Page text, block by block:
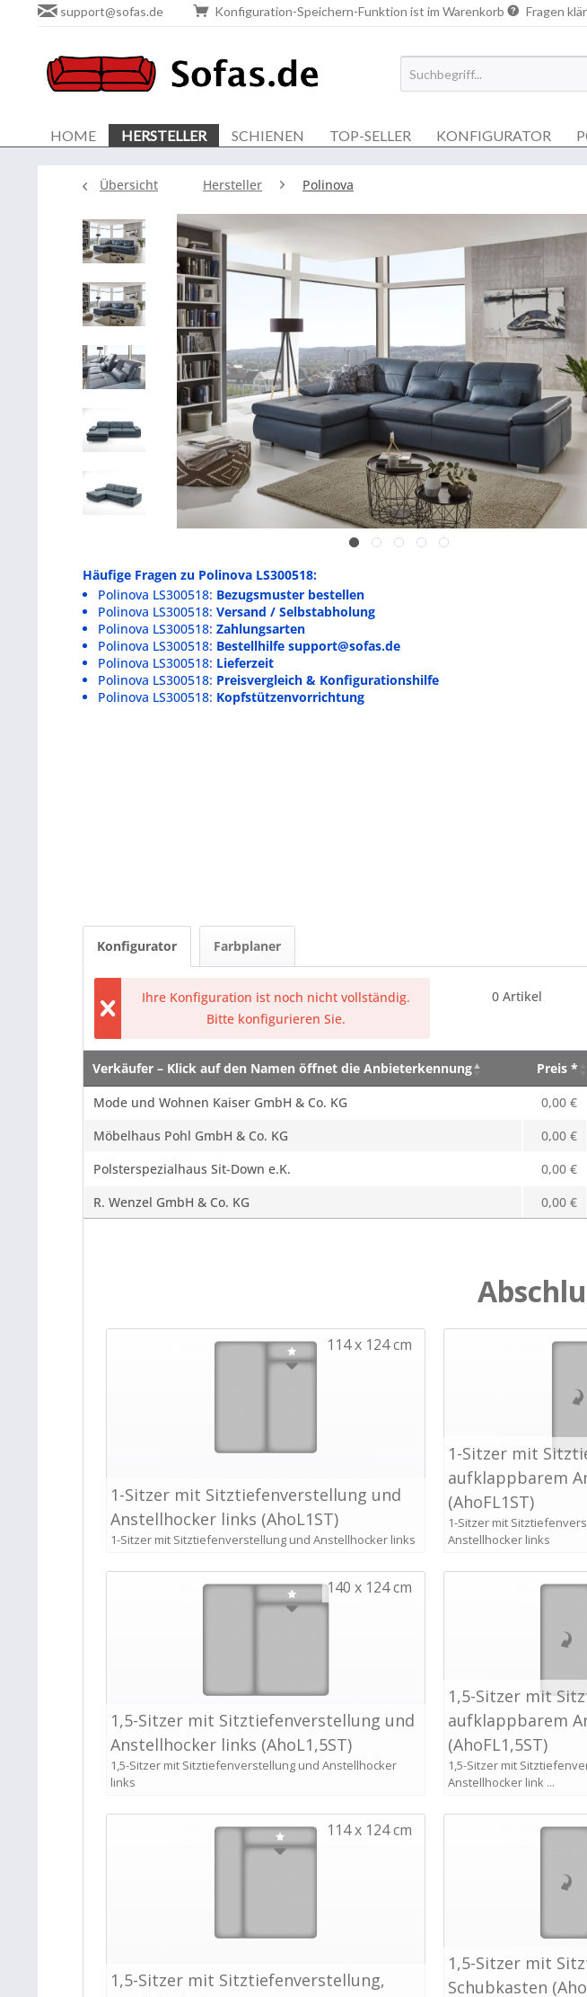
support@sofas.de Konfiguration-Speichern-Funktion ist im Warenkorb Fragen
HOME HERSTELLER SCHIENEN TOP-SELLER KONFIGURATOR
Übersicht Hersteller Polinova
Häufige Fragen zu Polinova LS300518:
Polinova LS300518: Bezugsmuster bestellen
Polinova LS300518: Versand / Selbstabholung
Polinova LS300518: Zahlungsarten
Polinova LS300518: Bestellhilfe support@sofas.de
Polinova LS300518: Lieferzeit
Polinova LS300518: Preisvergleich & Konfigurationshilfe
Polinova LS300518: Kopfstützenvorrichtung
Konfigurator Farbplaner
Ihre Konfiguration ist noch nicht vollständig.
Bitte konfigurieren Sie.
0 Artikel
Verkäufer – Klick auf den Namen öffnet die Anbieterkennung Preis *
Verkäufer – Klick auf den Namen öffnet die Anbieterkennung
Preis *
Mode und Wohnen Kaiser GmbH & Co. KG 0,00 €
Möbelhaus Pohl GmbH & Co. KG 0,00 €
Polsterspezialhaus Sit-Down e.K. 0,00 €
R. Wenzel GmbH & Co. KG 0,00 €